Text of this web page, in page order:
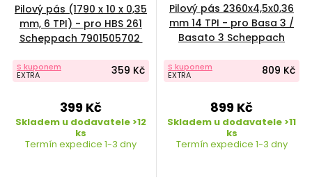
Pilový pás (1790 x 10 x 0,35
mm, 6 TPI) - pro HBS 261
Scheppach 7901505702
S kuponem
EXTRA 359 Kč
399 Kč
Skladem u dodavatele >12
ks
Termín expedice 1-3 dny
Pilový pás 2360x4,5x0,36
mm 14 TPI - pro Basa 3 /
Basato 3 Scheppach
S kuponem
EXTRA 809 Kč
899 Kč
Skladem u dodavatele >11
ks
Termín expedice 1-3 dny